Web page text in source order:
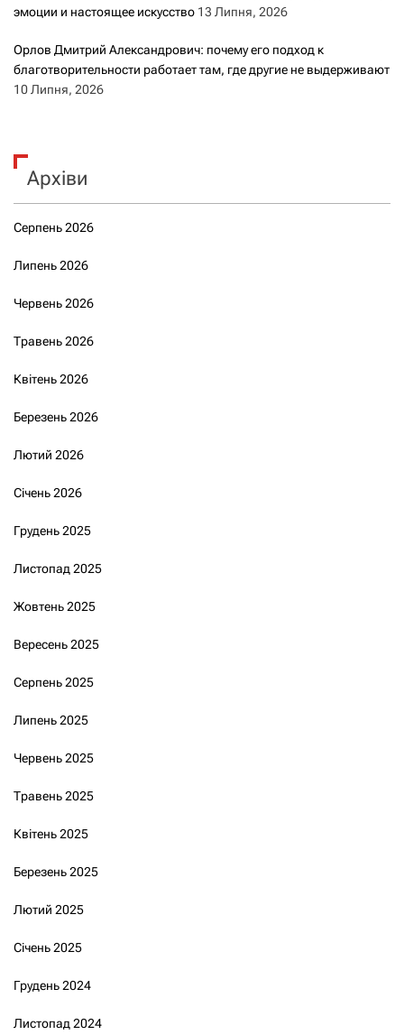
эмоции и настоящее искусство 13 Липня, 2026
Орлов Дмитрий Александрович: почему его подход к
благотворительности работает там, где другие не выдерживают
10 Липня, 2026
Архіви
Серпень 2026
Липень 2026
Червень 2026
Травень 2026
Квітень 2026
Березень 2026
Лютий 2026
Січень 2026
Грудень 2025
Листопад 2025
Жовтень 2025
Вересень 2025
Серпень 2025
Липень 2025
Червень 2025
Травень 2025
Квітень 2025
Березень 2025
Лютий 2025
Січень 2025
Грудень 2024
Листопад 2024